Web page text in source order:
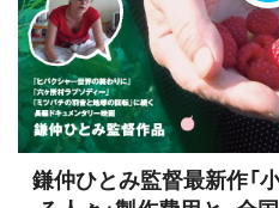
鎌仲ひとみ監督最新作「